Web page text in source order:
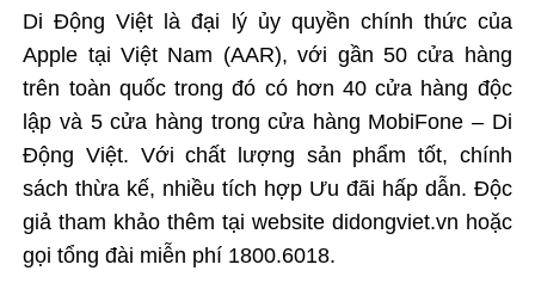
Di Động Việt là đại lý ủy quyền chính thức của
Apple tại Việt Nam (AAR), với gần 50 cửa hàng
trên toàn quốc trong đó có hơn 40 cửa hàng độc
lập và 5 cửa hàng trong cửa hàng MobiFone – Di
Động Việt. Với chất lượng sản phẩm tốt, chính
sách thừa kế, nhiều tích hợp Ưu đãi hấp dẫn. Độc
giả tham khảo thêm tại website didongviet.vn hoặc
gọi tổng đài miễn phí 1800.6018.